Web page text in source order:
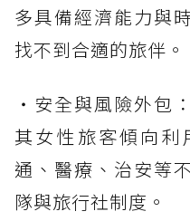
多具備經濟能力與
找不到合適的旅伴。
・安全與風險外包
其女性旅客傾向利
通、醫療、治安等
隊與旅行社制度。